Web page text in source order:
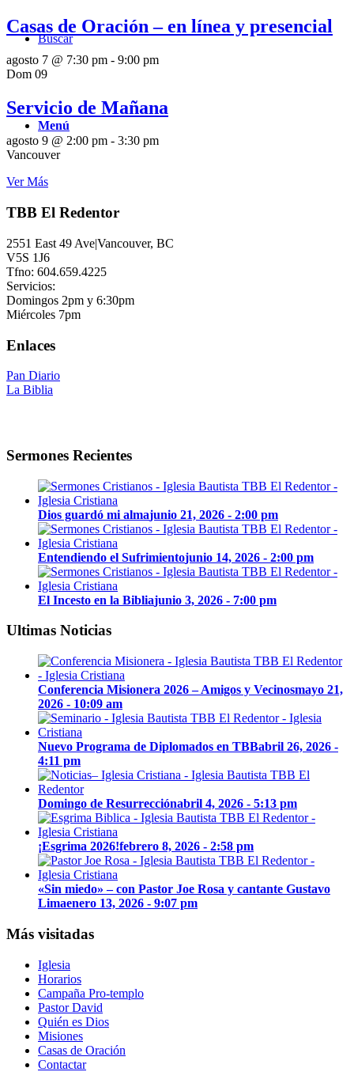
Buscar
Menú
Casas de Oración – en línea y presencial
agosto 7 @ 7:30 pm - 9:00 pm
Dom 09
Servicio de Mañana
agosto 9 @ 2:00 pm - 3:30 pm
Vancouver
Ver Más
TBB El Redentor
2551 East 49 Ave|Vancouver, BC
V5S 1J6
Tfno: 604.659.4225
Servicios:
Domingos 2pm y 6:30pm
Miércoles 7pm
Enlaces
Pan Diario
La Biblia
Sermones Recientes
Dios guardó mi almajunio 21, 2026 - 2:00 pm
Entendiendo el Sufrimientojunio 14, 2026 - 2:00 pm
El Incesto en la Bibliajunio 3, 2026 - 7:00 pm
Ultimas Noticias
Conferencia Misionera 2026 – Amigos y Vecinosmayo 21,
2026 - 10:09 am
Nuevo Programa de Diplomados en TBBabril 26, 2026 -
4:11 pm
Domingo de Resurrecciónabril 4, 2026 - 5:13 pm
¡Esgrima 2026!febrero 8, 2026 - 2:58 pm
«Sin miedo» – con Pastor Joe Rosa y cantante Gustavo
Limaenero 13, 2026 - 9:07 pm
Más visitadas
Iglesia
Horarios
Campaña Pro-templo
Pastor David
Quién es Dios
Misiones
Casas de Oración
Contactar